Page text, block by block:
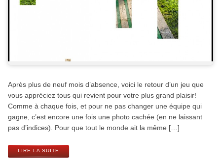
Après plus de neuf mois d’absence, voici le retour d’un jeu que
vous appréciez tous qui revient pour votre plus grand plaisir!
Comme à chaque fois, et pour ne pas changer une équipe qui
gagne, c’est encore une fois une photo cachée (en ne laissant
pas d’indices). Pour que tout le monde ait la même […]
LIRE LA SUITE